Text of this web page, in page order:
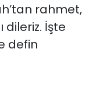
rahmet,
dileriz. İşte
defin